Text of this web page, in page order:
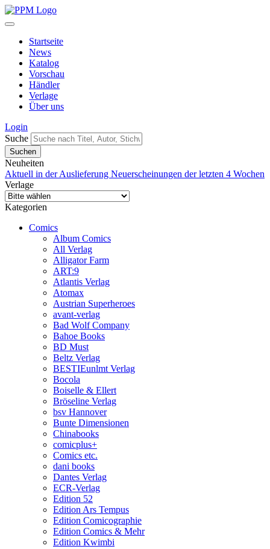
Startseite
News
Katalog
Vorschau
Händler
Verlage
Über uns
Login
Suche
Neuheiten
Aktuell in der Auslieferung Neuerscheinungen der letzten 4 Wochen
Verlage
Kategorien
Comics
Album Comics
All Verlag
Alligator Farm
ART:9
Atlantis Verlag
Atomax
Austrian Superheroes
avant-verlag
Bad Wolf Company
Bahoe Books
BD Must
Beltz Verlag
BESTIEunlmt Verlag
Bocola
Boiselle & Ellert
Bröseline Verlag
bsv Hannover
Bunte Dimensionen
Chinabooks
comicplus+
Comics etc.
dani books
Dantes Verlag
ECR-Verlag
Edition 52
Edition Ars Tempus
Edition Comicographie
Edition Comics & Mehr
Edition Kwimbi